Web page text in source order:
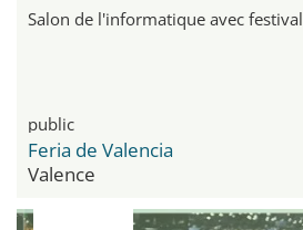
Salon de l'informatique avec festival
public
Feria de Valencia
Valence